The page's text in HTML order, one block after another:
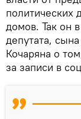
политических
домов. Так он
депутата,
Кочаряна о
за записи в